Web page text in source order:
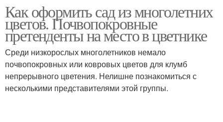
Как оформить сад из многолетних
цветов. Почвопокровные
претенденты на место в цветнике
Среди низкорослых многолетников немало
почвопокровных или ковровых цветов для клумб
непрерывного цветения. Нелишне познакомиться с
несколькими представителями этой группы.